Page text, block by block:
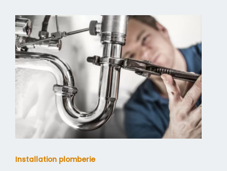
Installation plomberie